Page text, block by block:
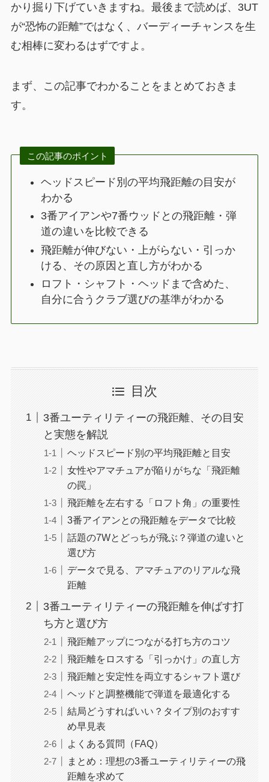
かり掘り下げていきますね。最後まで読めば、3UT
が“恐怖の距離”ではなく、バーディーチャンスを生
む相棒に変わるはずですよ。
まず、この記事でわかることをまとめておきま
す。
この記事のポイント
ヘッドスピード別の平均飛距離の目安が
わかる
3番アイアンや7番ウッドとの飛距離・弾
道の違いを比較できる
飛距離が伸びない・上がらない・引っか
ける、その原因と直し方がわかる
ロフト・シャフト・ヘッドまで含めた、
自分に合うクラブ選びの基準がわかる
目次
3番ユーティリティーの飛距離、その目安
と実態を解説
ヘッドスピード別の平均飛距離と目安
女性やアマチュアが陥りがちな「飛距離
の罠」
飛距離を左右する「ロフト角」の重要性
3番アイアンとの飛距離をデータで比較
話題の7Wとどっちが飛ぶ？弾道の違いと
選び方
データで見る、アマチュアのリアルな飛
距離
3番ユーティリティーの飛距離を伸ばす打
ち方と選び方
飛距離アップにつながる打ち方のコツ
飛距離をロスする「引っかけ」の直し方
飛距離と安定性を両立するシャフト選び
ヘッドと調整機能で弾道を最適化する
結局どうすればいい？タイプ別のおすす
め早見表
よくある質問（FAQ）
まとめ：理想の3番ユーティリティーの飛
距離を求めて